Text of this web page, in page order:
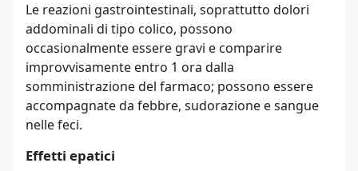
Le reazioni gastrointestinali, soprattutto dolori
addominali di tipo colico, possono
occasionalmente essere gravi e comparire
improvvisamente entro 1 ora dalla
somministrazione del farmaco; possono essere
accompagnate da febbre, sudorazione e sangue
nelle feci.
Effetti epatici